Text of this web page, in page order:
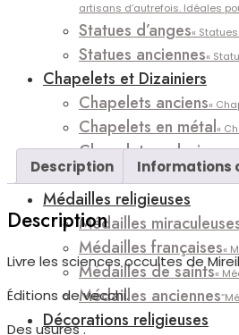
artisans d’autrefois. Idéales
Statues d’anges«
Statues anciennes«
Chapelets et Dizainiers
Chapelets anciens«
Chapelets en métal«
Chapelets en bois
Dizainiers « Dizainiers
Médailles religieuses
Médailles
Médailles françaises«
Médailles de saints«
Médailles anciennes
Décorations religieuses
Description Informations
Description
Livre les sciences occultes de
Éditions de vecchi.
Des usures .